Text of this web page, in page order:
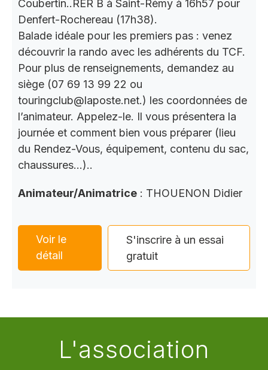
Coubertin..RER B à Saint-Rémy à 16h57 pour
Denfert-Rochereau (17h38).
Balade idéale pour les premiers pas : venez
découvrir la rando avec les adhérents du TCF.
Pour plus de renseignements, demandez au
siège (07 69 13 99 22 ou
touringclub@laposte.net.) les coordonnées de
l’animateur. Appelez-le. Il vous présentera la
journée et comment bien vous préparer (lieu
du Rendez-Vous, équipement, contenu du sac,
chaussures…)..
Animateur/Animatrice : THOUENON Didier
Voir le
détail
S'inscrire à un essai
gratuit
L'association